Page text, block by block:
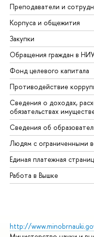
Преподаватели и
Корпуса и общежития
Закупки
Обращения граждан в
Фонд целевого капитала
Противодействие
Сведения о доходах,
обязательствах
Сведения об
Людям с ограниченными
Единая платежная
Работа в Вышке
http://